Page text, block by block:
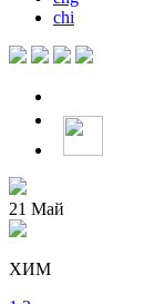
chi
21 Май
ХИМ